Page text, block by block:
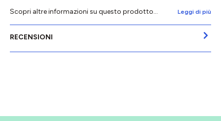
Scopri altre informazioni su questo prodotto...
Leggi di più
RECENSIONI